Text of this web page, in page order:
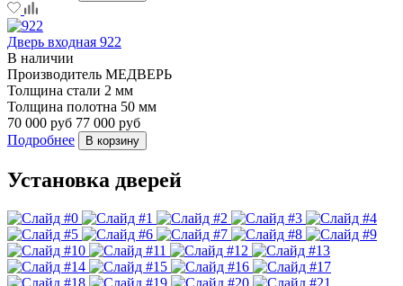
Дверь входная 922
В наличии
Производитель МЕДВЕРЬ
Толщина стали 2 мм
Толщина полотна 50 мм
70 000 руб 77 000 руб
Подробнее
В корзину
Установка дверей